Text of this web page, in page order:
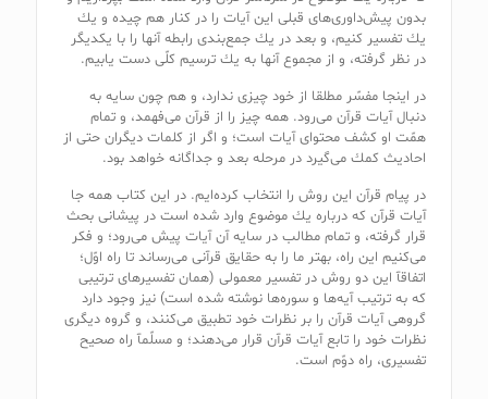
بدون پيش‌داورى‌هاى قبلى اين آيات را در كنار هم چيده و يك
يك تفسير كنيم، و بعد در يك جمع‌بندى رابطه آنها را با يكديگر
در نظر گرفته، و از مجموع آنها به يك ترسيم كلّى دست يابيم.
در اينجا مفسّر مطلقا از خود چيزى ندارد، و هم چون سايه به
دنبال آيات قرآن مى‌رود. همه چيز را از قرآن مى‌فهمد، و تمام
همّت او كشف محتواى آيات است؛ و اگر از كلمات ديگران حتى از
احاديث كمك مى‌گيرد در مرحله بعد و جداگانه خواهد بود.
در پيام قرآن اين روش را انتخاب كرده‌ايم. در اين كتاب همه جا
آيات قرآن كه درباره يك موضوع وارد شده است در پيشانى بحث
قرار گرفته، و تمام مطالب در سايه آن آيات پيش مى‌رود؛ و فكر
مى‌كنيم اين راه، بهتر ما را به حقايق قرآنى مى‌رساند تا راه اوّل؛
اتفاقآ اين دو روش در تفسير معمولى (همان تفسيرهاى ترتيبى
كه به ترتيب آيه‌ها و سوره‌ها نوشته شده است) نيز وجود دارد
گروهى آيات قرآن را بر نظرات خود تطبيق مى‌كنند، و گروه ديگرى
نظرات خود را تابع آيات قرآن قرار مى‌دهند؛ و مسلّمآ راه صحيح
تفسيرى، راه دوّم است.